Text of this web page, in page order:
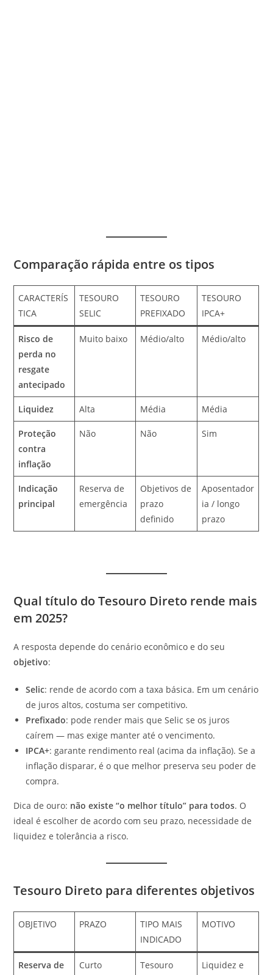
Comparação rápida entre os tipos
CARACTERÍS
TICA
TESOURO
SELIC
TESOURO
PREFIXADO
TESOURO
IPCA+
Risco de
perda no
resgate
antecipado
Muito baixo Médio/alto Médio/alto
Liquidez Alta Média Média
Proteção
contra
inflação
Não Não Sim
Indicação
principal
Reserva de
emergência
Objetivos de
prazo
definido
Aposentador
ia / longo
prazo
Qual título do Tesouro Direto rende mais
em 2025?
A resposta depende do cenário econômico e do seu
objetivo:
Selic: rende de acordo com a taxa básica. Em um cenário
de juros altos, costuma ser competitivo.
Prefixado: pode render mais que Selic se os juros
caírem — mas exige manter até o vencimento.
IPCA+: garante rendimento real (acima da inflação). Se a
inflação disparar, é o que melhor preserva seu poder de
compra.
Dica de ouro: não existe “o melhor título” para todos. O
ideal é escolher de acordo com seu prazo, necessidade de
liquidez e tolerância a risco.
Tesouro Direto para diferentes objetivos
OBJETIVO PRAZO
TIPO MAIS
INDICADO
MOTIVO
Reserva de
Curto
Tesouro
Liquidez e